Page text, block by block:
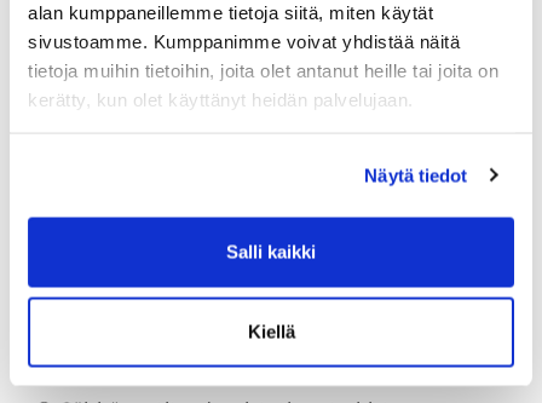
alan kumppaneillemme tietoja siitä, miten käytät
sivustoamme. Kumppanimme voivat yhdistää näitä
tietoja muihin tietoihin, joita olet antanut heille tai joita on
kerätty, kun olet käyttänyt heidän palvelujaan.
Näytä tiedot
Salli kaikki
Kiellä
varten.
Ilmoittaudun mukaan
Ymmärrän että valmennuksen hinta on
yhteensä 447,00€ ja laskutetaan kerran
Haluan että laskut lähetetään: *